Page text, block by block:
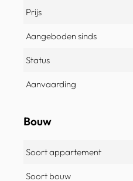
Prijs
Aangeboden sinds
Status
Aanvaarding
Bouw
Soort appartement
Soort bouw